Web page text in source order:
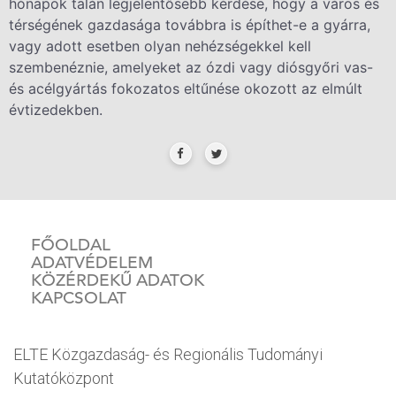
hónapok talán legjelentősebb kérdése, hogy a város és
térségének gazdasága továbbra is építhet-e a gyárra,
vagy adott esetben olyan nehézségekkel kell
szembenéznie, amelyeket az ózdi vagy diósgyőri vas-
és acélgyártás fokozatos eltűnése okozott az elmúlt
évtizedekben.
FŐOLDAL
ADATVÉDELEM
KÖZÉRDEKŰ ADATOK
KAPCSOLAT
ELTE Közgazdaság- és Regionális Tudományi
Kutatóközpont